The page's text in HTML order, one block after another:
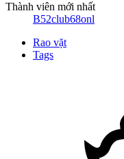
Thành viên mới nhất
B52club68onl
Rao vặt
Tags